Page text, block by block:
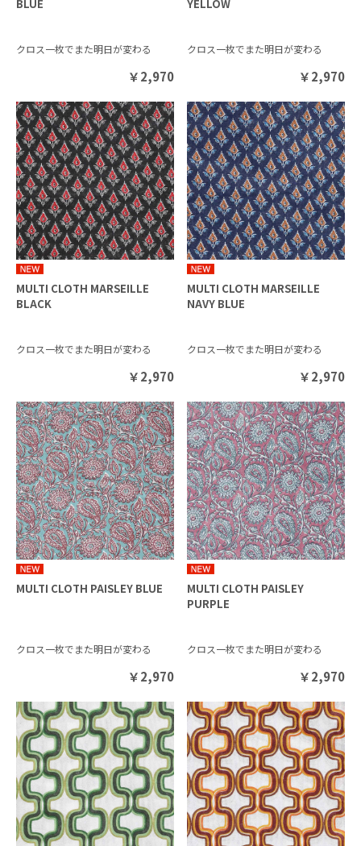
BLUE
クロス一枚でまた明日が変わる
￥2,970
YELLOW
クロス一枚でまた明日が変わる
￥2,970
MULTI CLOTH MARSEILLE
BLACK
クロス一枚でまた明日が変わる
￥2,970
MULTI CLOTH MARSEILLE
NAVY BLUE
クロス一枚でまた明日が変わる
￥2,970
MULTI CLOTH PAISLEY BLUE
クロス一枚でまた明日が変わる
￥2,970
MULTI CLOTH PAISLEY
PURPLE
クロス一枚でまた明日が変わる
￥2,970